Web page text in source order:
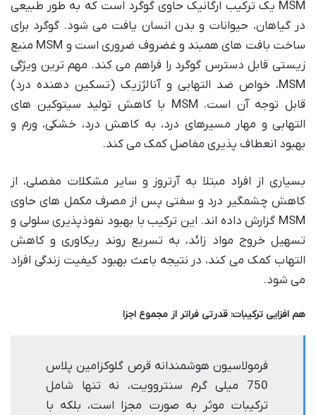
MSM یک ترکیب ارگانیک حاوی گوگرد است که به طور طبیعی
در گیاهان، حیوانات و بدن انسان یافت می شود. گوگرد برای
ساخت بافت های همبند و غضروف ضروری است و MSM منبع
زیستی قابل دسترس گوگرد را فراهم می کند. مهم ترین ویژگی
MSM، خواص ضد التهابی و آنالژزیک (تسکین دهنده درد)
قابل توجه آن است. MSM با کاهش تولید سیتوکین های
التهابی و مهار مسیرهای درد، به کاهش درد، خشکی، ورم و
بهبود انعطاف پذیری مفاصل کمک می کند.
بسیاری از افراد مبتلا به آرتروز و سایر مشکلات مفصلی، از
کاهش چشمگیر درد و سفتی پس از مصرف مکمل های حاوی
MSM گزارش داده اند. این ترکیب با بهبود نفوذپذیری سلولی و
تسهیل خروج مواد زائد، به تسریع روند ریکاوری و کاهش
التهاب کمک می کند، در نتیجه باعث بهبود کیفیت زندگی افراد
می شود.
هم افزایی ترکیبات: قدرتی فراتر از مجموع اجزا
فرمولاسیون هوشمندانه قرص گلوکزامین پلاس
750 میلی گرم سنتروویت، نه تنها شامل
ترکیبات موثر به صورت مجزا است، بلکه با